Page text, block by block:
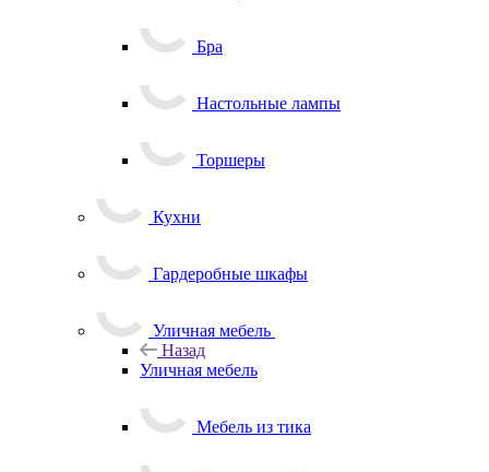
Бра
Настольные лампы
Торшеры
Кухни
Гардеробные шкафы
Уличная мебель
Назад
Уличная мебель
Мебель из тика